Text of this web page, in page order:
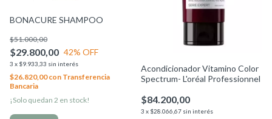
BONACURE SHAMPOO
$29.800,00
$51.000,00
42% OFF
3 x $9.933,33 sin interés
$26.820,00con Transferencia
Bancaria
¡Solo quedan 2 en stock!
Acondicionador Vitamino Color
Spectrum- L'oréal Professionnel
$84.200,00
3 x $28.066,67 sin interés